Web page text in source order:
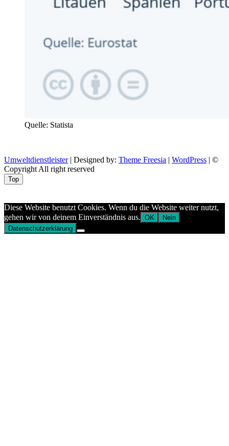
Quelle: Statista
Umweltdienstleister| Designed by: Theme Freesia WordPress | ©
Copyright All right reserved
Top
Diese Website benutzt Cookies. Wenn du die Website weiter nutzt,
gehen wir von deinem Einverständnis aus. OK
Nein
Datenschutzerklärung